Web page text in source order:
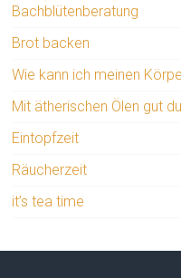
Bachblütenberatung
Brot backen
Wie kann ich meinen
Mit ätherischen Ölen gut
Eintopfzeit
Räucherzeit
it’s tea time